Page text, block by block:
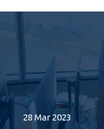
28 Mar 2023